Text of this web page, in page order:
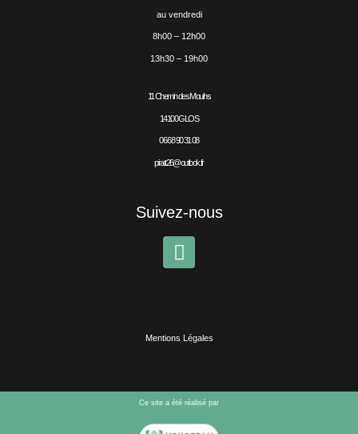
au vendredi
8h00 – 12h00
13h30 – 19h00
11 Chemin des Moulins
14100 GLOS
06 68 90 31 08
piratt26@outlook.fr
Suivez-nous
Mentions Légales
Ce site a été réalisé par